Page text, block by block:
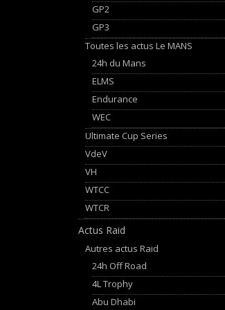
GP2
GP3
Toutes les actus Le MANS
24h du Mans
ELMS
Endurance
WEC
Ultimate Cup Series
VdeV
VH
WTCC
WTCR
Actus Raid
Autres actus Raid
24h Off Road
4L Trophy
Abu Dhabi